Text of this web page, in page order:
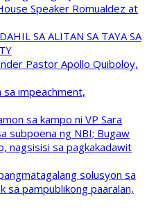
Speaker Romualdez at
SA ALITAN SA TAYA SA
Pastor Apollo Quiboloy,
sa impeachment,
sa kampo ni VP Sara
subpoena ng NBI; Bugaw
nagsisisi sa pagkakadawit
solusyon sa
sa pampublikong paaralan,